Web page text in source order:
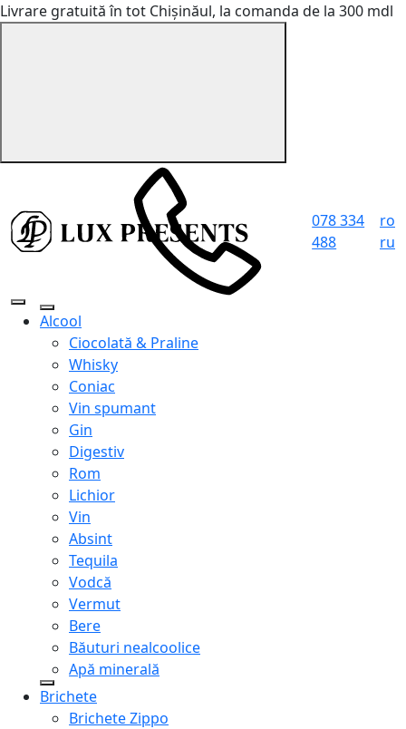
Livrare gratuită în tot Chișinăul, la comanda de la 300 mdl
078 334
488
ro
ru
Alcool
Ciocolată & Praline
Whisky
Coniac
Vin spumant
Gin
Digestiv
Rom
Lichior
Vin
Absint
Tequila
Vodcă
Vermut
Bere
Băuturi nealcoolice
Apă minerală
Brichete
Brichete Zippo